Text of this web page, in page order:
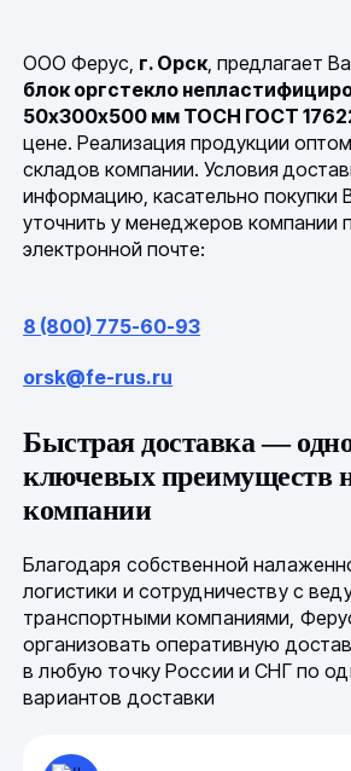
ООО Ферус, г. Орск, предлагает
блок оргстекло
50х300х500 мм ТОСН ГОСТ
цене. Реализация продукции
складов компании. Условия
информацию, касательно покупки
уточнить у менеджеров компании
электронной почте:
8 (800) 775-60-93
orsk@fe-rus.ru
Быстрая доставка —
ключевых преимуществ
компании
Благодаря собственной
логистики и сотрудничеству с
транспортными компаниями,
организовать оперативную
в любую точку России и СНГ по
вариантов доставки